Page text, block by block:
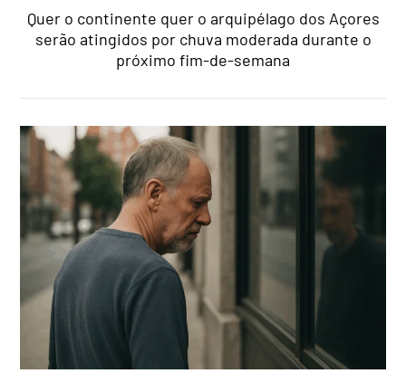
Quer o continente quer o arquipélago dos Açores
serão atingidos por chuva moderada durante o
próximo fim-de-semana